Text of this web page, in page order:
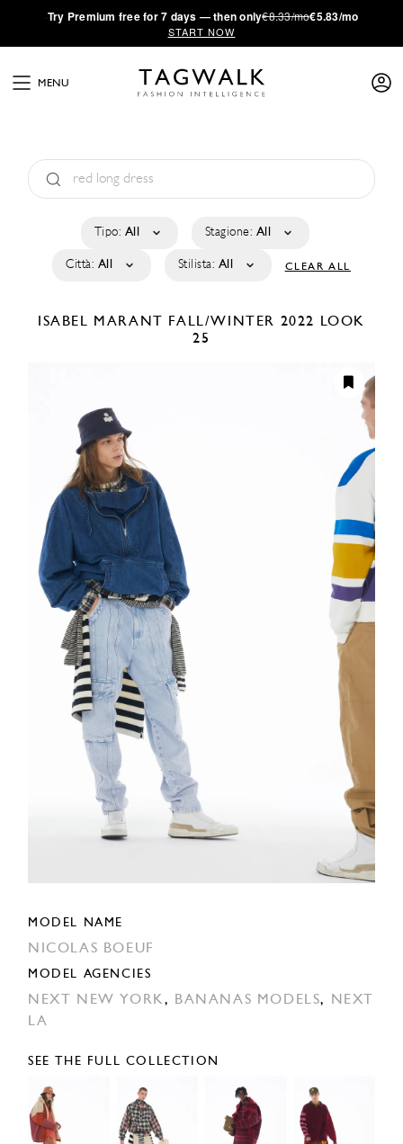
·Try Premium free for 7 days — then only€8.33/mo€5.83/mo
START NOW
MENU
Tipo: All Stagione: All
Città: All Stilista: All CLEAR ALL
ISABEL MARANT FALL/WINTER 2022
LOOK
25
MODEL NAME
NICOLAS BOEUF
MODEL AGENCIES
NEXT NEW YORK, BANANAS MODELS,
NEXT
LA
SEE THE FULL COLLECTION